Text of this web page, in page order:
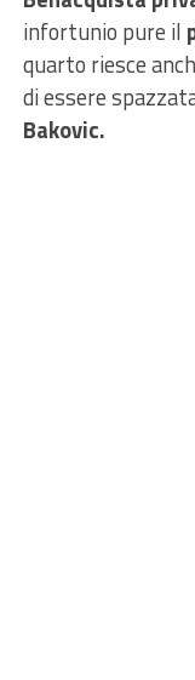
infortunio pure il
quarto riesce
di essere
Bakovic.